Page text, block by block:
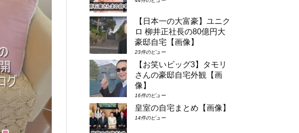
【日本一の大富豪】ユニク
ロ 柳井正社長の80億円大
豪邸自宅【画像】
23件のビュー
【お笑いビッグ3】タモリ
さんの豪邸自宅外観【画
像】
16件のビュー
皇室の自宅まとめ【画像】
14件のビュー